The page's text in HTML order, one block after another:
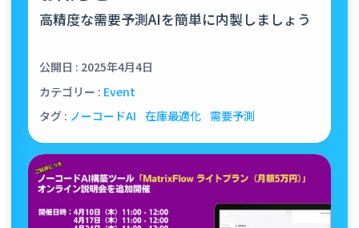
高精度な需要予測AIを簡単に内製しましょう
公開日 : 2025年4月4日
カテゴリー : Event
タグ : ノーコードAI 在庫最適化 需要予測